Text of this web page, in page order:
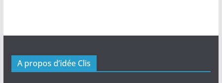
A propos d’idée Clis